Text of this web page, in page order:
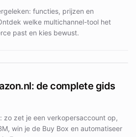
functies, prijzen en
welke multichannel-tool het
past en kies bewust.
de complete gids
zo zet je een verkopersaccount op,
win je de Buy Box en automatiseer